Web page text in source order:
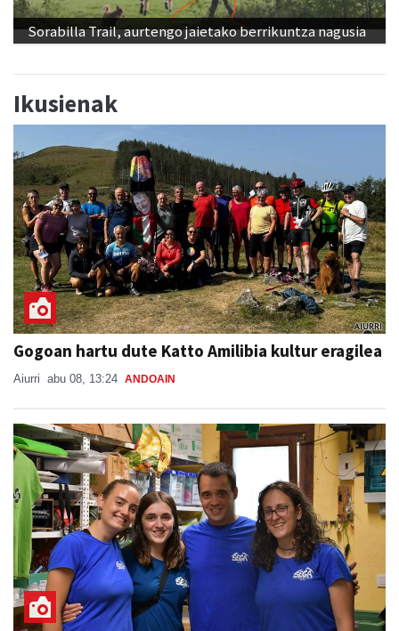
Sorabilla Trail, aurtengo jaietako berrikuntza nagusia
Ikusienak
Gogoan hartu dute Katto Amilibia kultur eragilea
Aiurri abu 08, 13:24 ANDOAIN